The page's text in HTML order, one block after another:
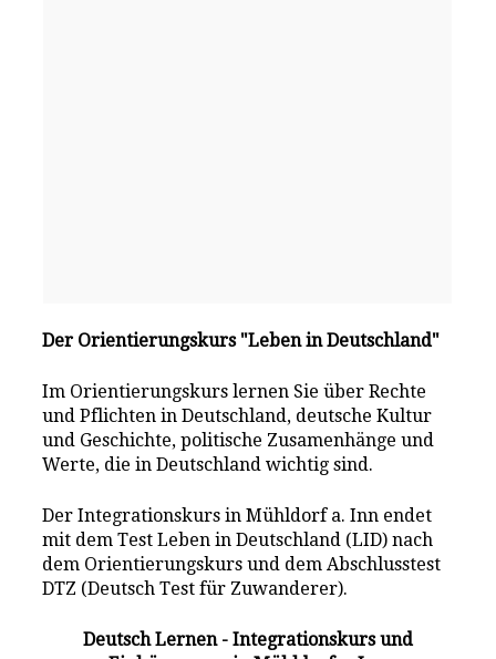
Der Orientierungskurs "Leben in Deutschland"
Im Orientierungskurs lernen Sie über Rechte
und Pflichten in Deutschland, deutsche Kultur
und Geschichte, politische Zusamenhänge und
Werte, die in Deutschland wichtig sind.
Der Integrationskurs in Mühldorf a. Inn endet
mit dem Test Leben in Deutschland (LID) nach
dem Orientierungskurs und dem Abschlusstest
DTZ (Deutsch Test für Zuwanderer).
Deutsch Lernen - Integrationskurs und